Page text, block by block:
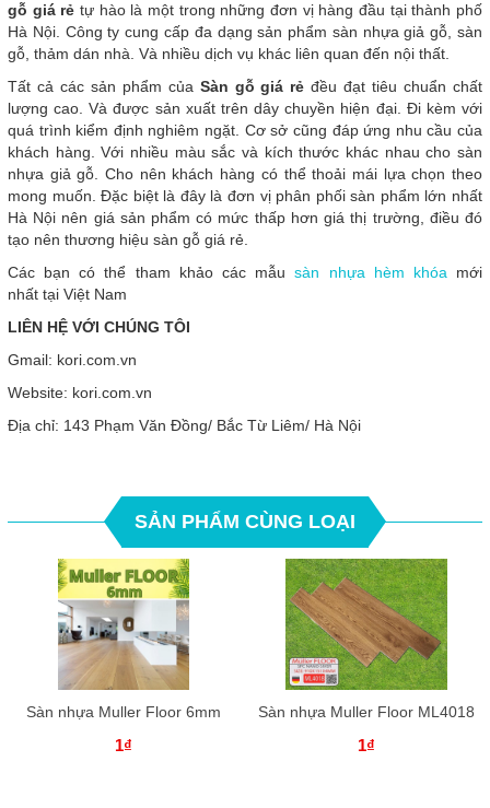
gỗ giá rẻ tự hào là một trong những đơn vị hàng đầu tại thành phố
Hà Nội. Công ty cung cấp đa dạng sản phẩm sàn nhựa giả gỗ, sàn
gỗ, thảm dán nhà. Và nhiều dịch vụ khác liên quan đến nội thất.
Tất cả các sản phẩm của Sàn gỗ giá rẻ đều đạt tiêu chuẩn chất
lượng cao. Và được sản xuất trên dây chuyền hiện đại. Đi kèm với
quá trình kiểm định nghiêm ngặt. Cơ sở cũng đáp ứng nhu cầu của
khách hàng. Với nhiều màu sắc và kích thước khác nhau cho sàn
nhựa giả gỗ. Cho nên khách hàng có thể thoải mái lựa chọn theo
mong muốn. Đặc biệt là đây là đơn vị phân phối sàn phẩm lớn nhất
Hà Nội nên giá sản phẩm có mức thấp hơn giá thị trường, điều đó
tạo nên thương hiệu sàn gỗ giá rẻ.
Các bạn có thể tham khảo các mẫusàn nhựa hèm khóa mới
nhất tại Việt Nam
LIÊN HỆ VỚI CHÚNG TÔI
Gmail: kori.com.vn
Website: kori.com.vn
Địa chỉ: 143 Phạm Văn Đồng/ Bắc Từ Liêm/ Hà Nội
SẢN PHẨM CÙNG LOẠI
Sàn nhựa Muller Floor 6mm
1₫
Sàn nhựa Muller Floor ML4018
1₫